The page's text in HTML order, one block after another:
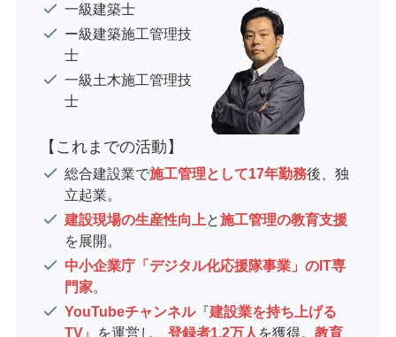
一級建築士
ー級建築施工管理技
士
一級土木施工管理技
士
【これまでの活動】
総合建設業で施工管理として17年勤務後、独
立起業。
建設現場の生産性向上と施工管理の教育支援
を展開。
中小企業庁「デジタル化応援隊事業」のIT専
門家。
YouTubeチャンネル『建設業を持ち上げる
TV 』を運営し、 登録者1.2万人 を獲得。 教育